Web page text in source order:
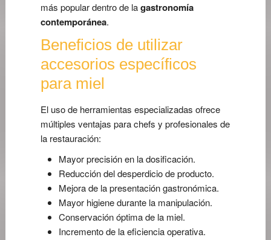
más popular dentro de lagastronomía
contemporánea.
Beneficios de utilizar
accesorios específicos
para miel
El uso de herramientas especializadas ofrece
múltiples ventajas para chefs y profesionales de
la restauración:
Mayor precisión en la dosificación.
Reducción del desperdicio de producto.
Mejora de la presentación gastronómica.
Mayor higiene durante la manipulación.
Conservación óptima de la miel.
Incremento de la eficiencia operativa.